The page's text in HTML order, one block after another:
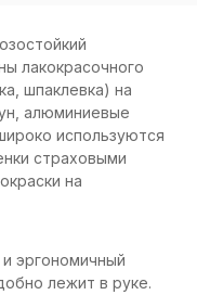
лакокрасочного
шпаклевка) на
алюминиевые
используются
страховыми
на
эргономичный
лежит в руке.